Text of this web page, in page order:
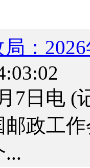
：
7日电 (
邮政工
...